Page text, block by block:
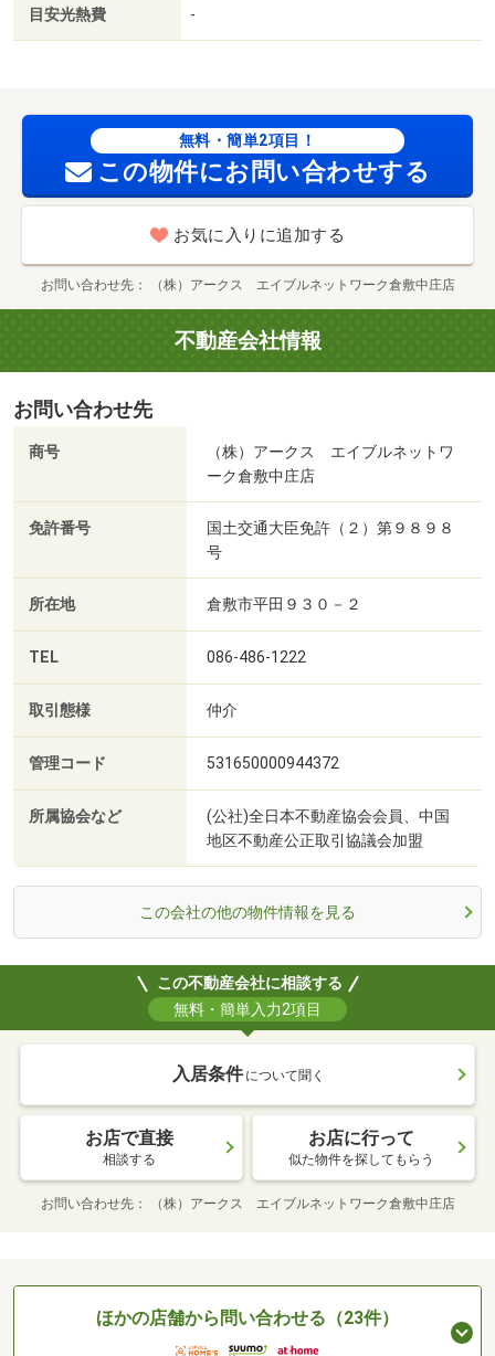
目安光熱費 -
無料・簡単2項目！
この物件にお問い合わせする
お気に入りに追加する
お問い合わせ先 （株）アークス エイブルネットワーク倉敷中庄店
不動産会社情報
お問い合わせ先
商号
（株）アークス エイブルネットワ
ーク倉敷中庄店
免許番号
国土交通大臣免許（２）第９８９８
号
所在地 倉敷市平田９３０－２
TEL 086-486-1222
取引態様 仲介
管理コード 531650000944372
所属協会など
(公社)全日本不動産協会会員、中国
地区不動産公正取引協議会加盟
この会社の他の物件情報を見る
この不動産会社に相談する
無料・簡単入力2項目
入居条件 について聞く
お店で直接
相談する
お店に行って
似た物件を探してもらう
お問い合わせ先 （株）アークス エイブルネットワーク倉敷中庄店
ほかの店舗から問い合わせる（23件）